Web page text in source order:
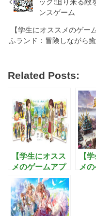
ック:迫り来る敵
ンスゲーム
【学生にオススメのゲー
ふランド：冒険しながら
Related Posts:
【学生にオスス
メのゲームアプ
リ】恋庭：ゲー
ムをしながら恋
活できるマッチ
ングアプリ！
【
メ